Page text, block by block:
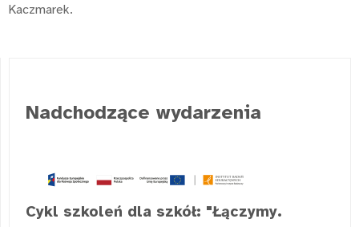
Kaczmarek.
Nadchodzące wydarzenia
Cykl szkoleń dla szkół: "Łączymy.